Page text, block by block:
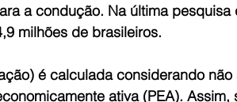
a condução. Na última pesquisa
milhões de brasileiros.
é calculada considerando não
ativa (PEA). Assim,